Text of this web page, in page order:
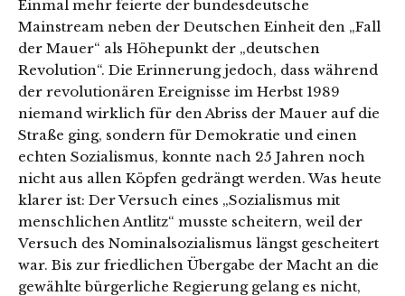
Einmal mehr feierte der bundesdeutsche
Mainstream neben der Deutschen Einheit den „Fall
der Mauer“ als Höhepunkt der „deutschen
Revolution“. Die Erinnerung jedoch, dass während
der revolutionären Ereignisse im Herbst 1989
niemand wirklich für den Abriss der Mauer auf die
Straße ging, sondern für Demokratie und einen
echten Sozialismus, konnte nach 25 Jahren noch
nicht aus allen Köpfen gedrängt werden. Was heute
klarer ist: Der Versuch eines „Sozialismus mit
menschlichen Antlitz“ musste scheitern, weil der
Versuch des Nominalsozialismus längst gescheitert
war. Bis zur friedlichen Übergabe der Macht an die
gewählte bürgerliche Regierung gelang es nicht,